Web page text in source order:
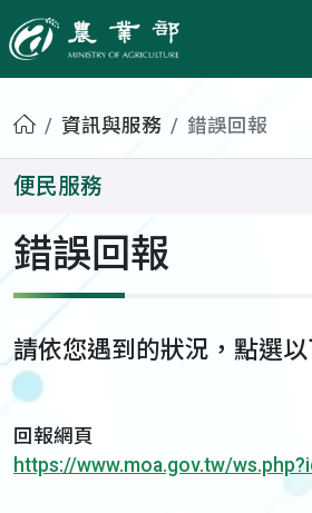
農業部
首頁資訊與服務 錯誤回報
便民服務
錯誤回報
請依您遇到的狀況，點選
回報網頁
https://www.moa.gov.tw/